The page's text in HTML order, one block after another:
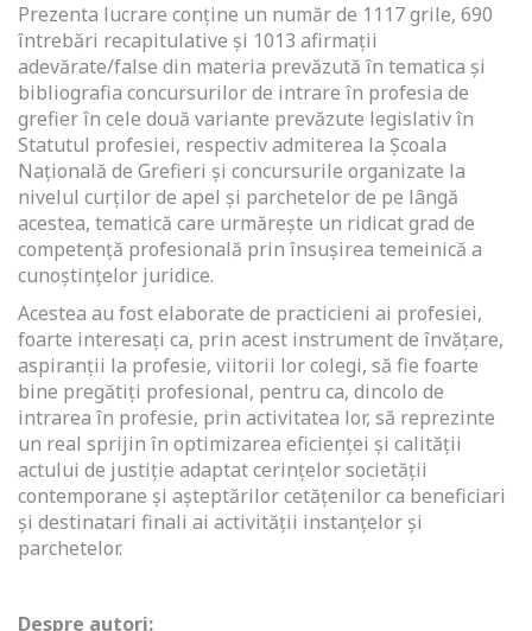
Prezenta lucrare conține un număr de 1117 grile, 690
întrebări recapitulative și 1013 afirmații
adevărate/false din materia prevăzută în tematica și
bibliografia concursurilor de intrare în profesia de
grefier în cele două variante prevăzute legislativ în
Statutul profesiei, respectiv admiterea la Școala
Națională de Grefieri și concursurile organizate la
nivelul curților de apel și parchetelor de pe lângă
acestea, tematică care urmărește un ridicat grad de
competență profesională prin însușirea temeinică a
cunoștințelor juridice.
Acestea au fost elaborate de practicieni ai profesiei,
foarte interesați ca, prin acest instrument de învățare,
aspiranții la profesie, viitorii lor colegi, să fie foarte
bine pregătiți profesional, pentru ca, dincolo de
intrarea în profesie, prin activitatea lor, să reprezinte
un real sprijin în optimizarea eficienței și calității
actului de justiție adaptat cerințelor societății
contemporane și așteptărilor cetățenilor ca beneficiari
și destinatari finali ai activității instanțelor și
parchetelor.
Despre autori: